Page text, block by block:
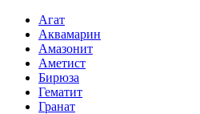
Агат
Аквамарин
Амазонит
Аметист
Бирюза
Гематит
Гранат